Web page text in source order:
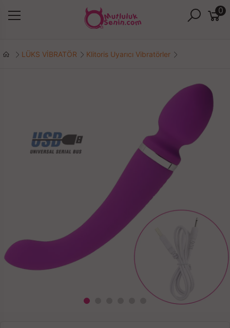
0
LÜKS VİBRATÖR Klitoris Uyarıcı Vibratörler